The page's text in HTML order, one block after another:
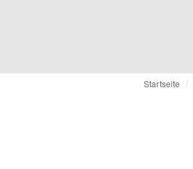
Startseite